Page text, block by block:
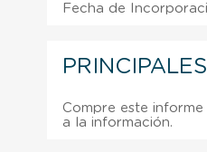
Fecha de
Compre este
a la información.